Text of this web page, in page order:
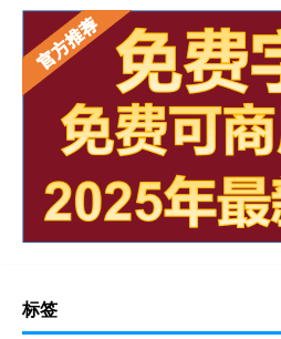
标签